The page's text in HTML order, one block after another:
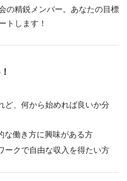
の精鋭メンバー。あなたの目標
トします！
ど、何から始めれば良いか分
な働き方に興味がある方
ークで自由な収入を得たい方